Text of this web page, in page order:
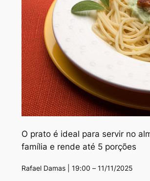
O prato é ideal para servir no
família e rende até 5 porções
Rafael Damas | 19:00 – 11/11/2025